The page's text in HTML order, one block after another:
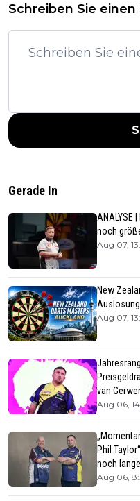
Schreiben Sie
Gerade In
ANALYSE
noch
Aug 07,
New
Aug 07,
van
Aug 06,
Phil
noch
Aug 06,